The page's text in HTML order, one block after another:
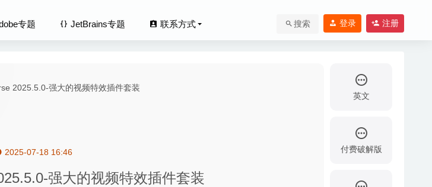
专题 JetBrains专题 联系方式 搜索 登录 注册
2025-07-18 16:46
强大的视频特效插件套装
英文
付费破解版
具 2020-09-12